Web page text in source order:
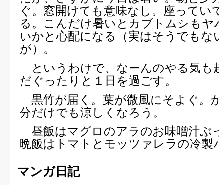
ぐ。窓開けても意味なし。座ってい
る。こんだけ暑いとカブトムシもヤ
いかと心配になる（実はそうでもな
が）。
というわけで、なーんのやる気も
だぐったりと１日を過ごす。
黒竹が届く。葉が微風にそよぐ。
分だけでも涼しくなろう。
昼飯はマグロのアラのお味噌汁ぶ
晩飯はトマトとモッツァレラの冷製
マンガ日記